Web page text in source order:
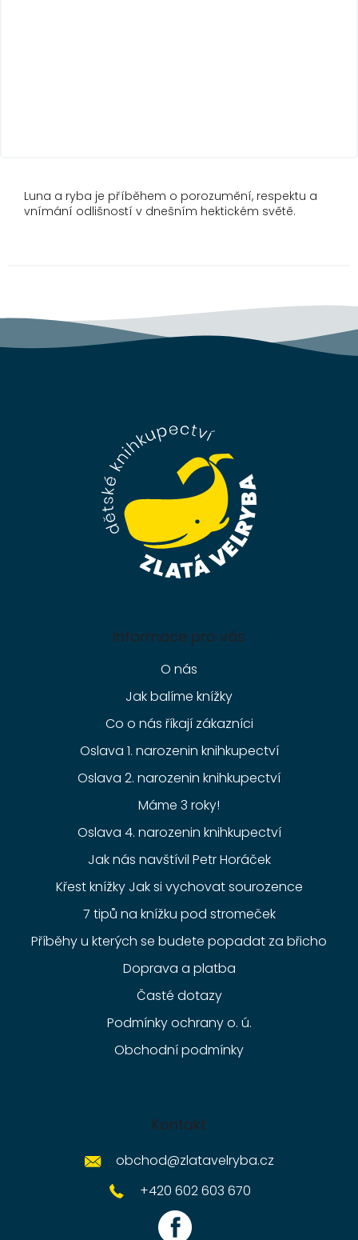
Luna a ryba je příběhem o porozumění, respektu a
vnímání odlišností v dnešním hektickém světě.
Informace pro vás
O nás
Jak balíme knížky
Co o nás říkají zákazníci
Oslava 1. narozenin knihkupectví
Oslava 2. narozenin knihkupectví
Máme 3 roky!
Oslava 4. narozenin knihkupectví
Jak nás navštívil Petr Horáček
Křest knížky Jak si vychovat sourozence
7 tipů na knížku pod stromeček
Příběhy u kterých se budete popadat za břicho
Doprava a platba
Časté dotazy
Podmínky ochrany o. ú.
Obchodní podmínky
Kontakt
obchod@zlatavelryba.cz
+420 602 603 670